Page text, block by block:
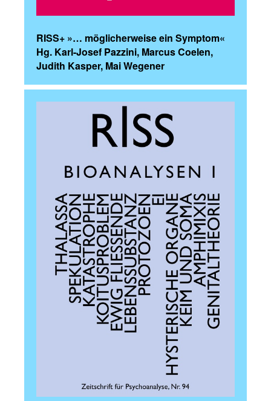
RISS+ »… möglicherweise ein Symptom«
Hg. Karl-Josef Pazzini, Marcus Coelen,
Judith Kasper, Mai Wegener